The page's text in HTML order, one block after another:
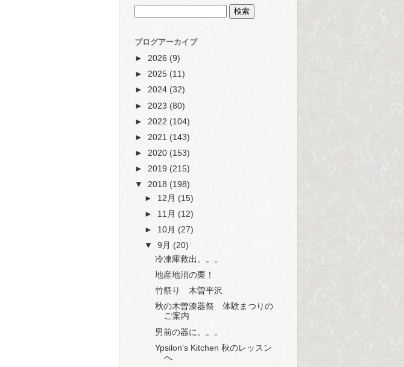
ブログアーカイブ
► 2026 (9)
► 2025 (11)
► 2024 (32)
► 2023 (80)
► 2022 (104)
► 2021 (143)
► 2020 (153)
► 2019 (215)
▼ 2018 (198)
► 12月 (15)
► 11月 (12)
► 10月 (27)
▼9月 (20)
冷凍庫救出。。。
地産地消の栗！
竹祭り 木曽平沢
秋の木曽漆器祭 体験まつりの
ご案内
男前の器に。。。
Ypsilon's Kitchen 秋のレッスン
へ